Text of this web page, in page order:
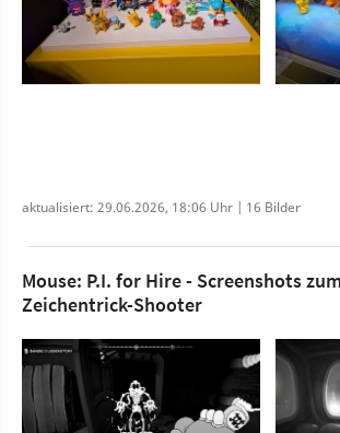
aktualisiert: 29.06.2026, 18:06 Uhr | 16 Bilder
Mouse: P.I. for Hire - Screenshots
Zeichentrick-Shooter